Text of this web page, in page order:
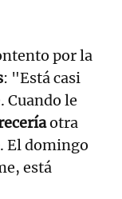
por la
: "Está casi
Cuando le
otra
. El domingo
está